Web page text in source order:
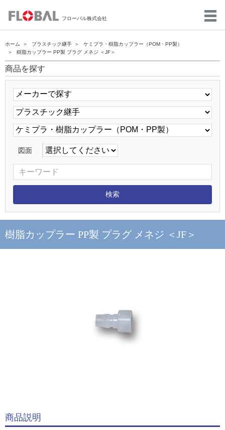
フローバル株式会社
ホーム プラスチック継手
ケミプラ・樹脂カップラー（POM・PP製）
樹脂カップラー PP製 プラグ メネジ ＜JF＞
商品を探す
図面
樹脂カップラー PP製 プラグ メネジ ＜JF＞
商品説明